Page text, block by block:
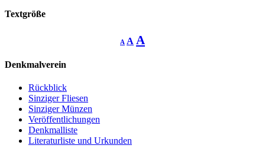
Textgröße
A
Decrease
font
A Reset
font
A
Denkmalverein
Rückblick
Sinziger Fliesen
Sinziger Münzen
Veröffentlichungen
Denkmalliste
Literaturliste und Urkunden